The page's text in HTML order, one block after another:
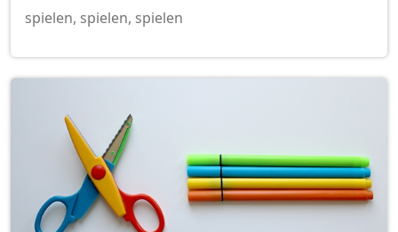
spielen, spielen, spielen